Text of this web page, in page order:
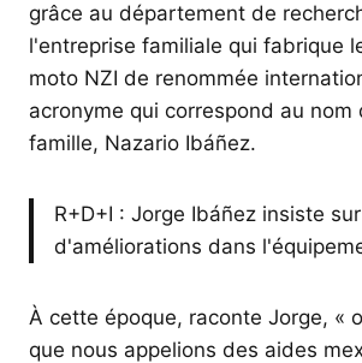
grâce au département de
l'entreprise familiale qui fabrique
moto NZI de renommée
acronyme qui correspond au nom
famille, Nazario Ibáñez.
R+D+I : Jorge Ibáñez insiste
d'améliorations dans
À cette époque, raconte Jorge, «
que nous appelions des aides